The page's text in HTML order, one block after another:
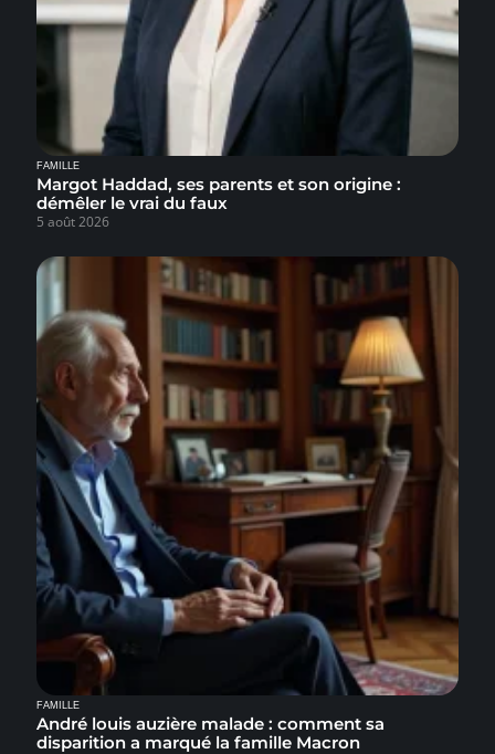
FAMILLE
Margot Haddad, ses parents et son origine :
démêler le vrai du faux
5 août 2026
FAMILLE
André louis auzière malade : comment sa
disparition a marqué la famille Macron